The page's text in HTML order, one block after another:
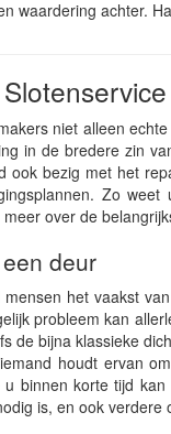
waardering achter.
niet alleen
in de bredere zin
ook bezig met het
Zo
over de
deur
het vaakst
probleem kan
de bijna klassieke
houdt ervan
u binnen korte tijd
is, en ook